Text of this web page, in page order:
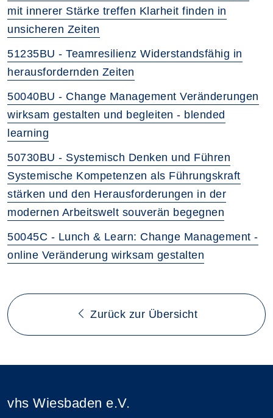
mit innerer Stärke treffen Klarheit finden in
unsicheren Zeiten
51235BU - Teamresilienz Widerstandsfähig in
herausfordernden Zeiten
50040BU - Change Management Veränderungen
wirksam gestalten und begleiten - blended
learning
50730BU - Systemisch Denken und Führen
Systemische Kompetenzen als Führungskraft
stärken und den Herausforderungen in der
modernen Arbeitswelt souverän begegnen
50045C - Lunch & Learn: Change Management -
online Veränderung wirksam gestalten
Zurück zur Übersicht
vhs Wiesbaden e.V.